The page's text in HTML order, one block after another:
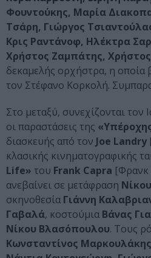
Φουντούκης, Μαρία
Τσάρη, Γιώργος
Κρις Ραντάνοφ, Ηλέκτρα
Χρήστος Ζαμπάτης,
δεκαμελής ορχήστρα, η οποία
τον Στέφανο Κορκολή.
Στο μεταξύ, συνεχίζονται τον
οι παραστάσεις της
διασκευής από τον Joe Landry
κλασικής κινηματογραφικής
Life» του Frank Capra [Φρανκ
ανεβαίνει σε μετάφραση
σκηνοθεσία Γιάννη
Γαβαλά, κοστούμια Βάνας
Νίκου Βλασόπουλου. Τους
Κωνσταντίνος